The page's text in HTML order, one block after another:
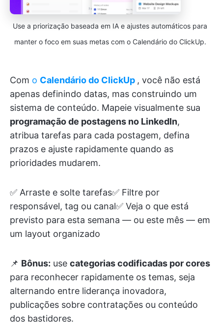
Use a priorização baseada em IA e ajustes automáticos para
manter o foco em suas metas com o Calendário do ClickUp.
Com o Calendário do ClickUp , você não está
apenas definindo datas, mas construindo um
sistema de conteúdo. Mapeie visualmente sua
programação de postagens no LinkedIn,
atribua tarefas para cada postagem, defina
prazos e ajuste rapidamente quando as
prioridades mudarem.
✅ Arraste e solte tarefas✅ Filtre por
responsável, tag ou canal✅ Veja o que está
previsto para esta semana — ou este mês — em
um layout organizado
📌 Bônus: use categorias codificadas por cores
para reconhecer rapidamente os temas, seja
alternando entre liderança inovadora,
publicações sobre contratações ou conteúdo
dos bastidores.